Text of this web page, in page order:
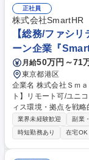
決支援業務◇従業員の
契約の管理に関わる業務◇
阪【総務ほか】ミュ
プ
正社員
株式会社SmartHR
【総務/ファシ
ーン企業『
月給50万円～71
東京都港区
企業名 株式会社ＳｍａｒｔＨＲ 求人名 【総務/フ
ト】リモート可/ユニコーン企業『
ィス環境・拠点を戦
て、組織の成長に対
をはじめとする社内外の関係者
きます。 ■オフィス戦
備や維持 ■ビルオーナ
業界未経験歓迎 副業
時短勤務あり
在宅OK